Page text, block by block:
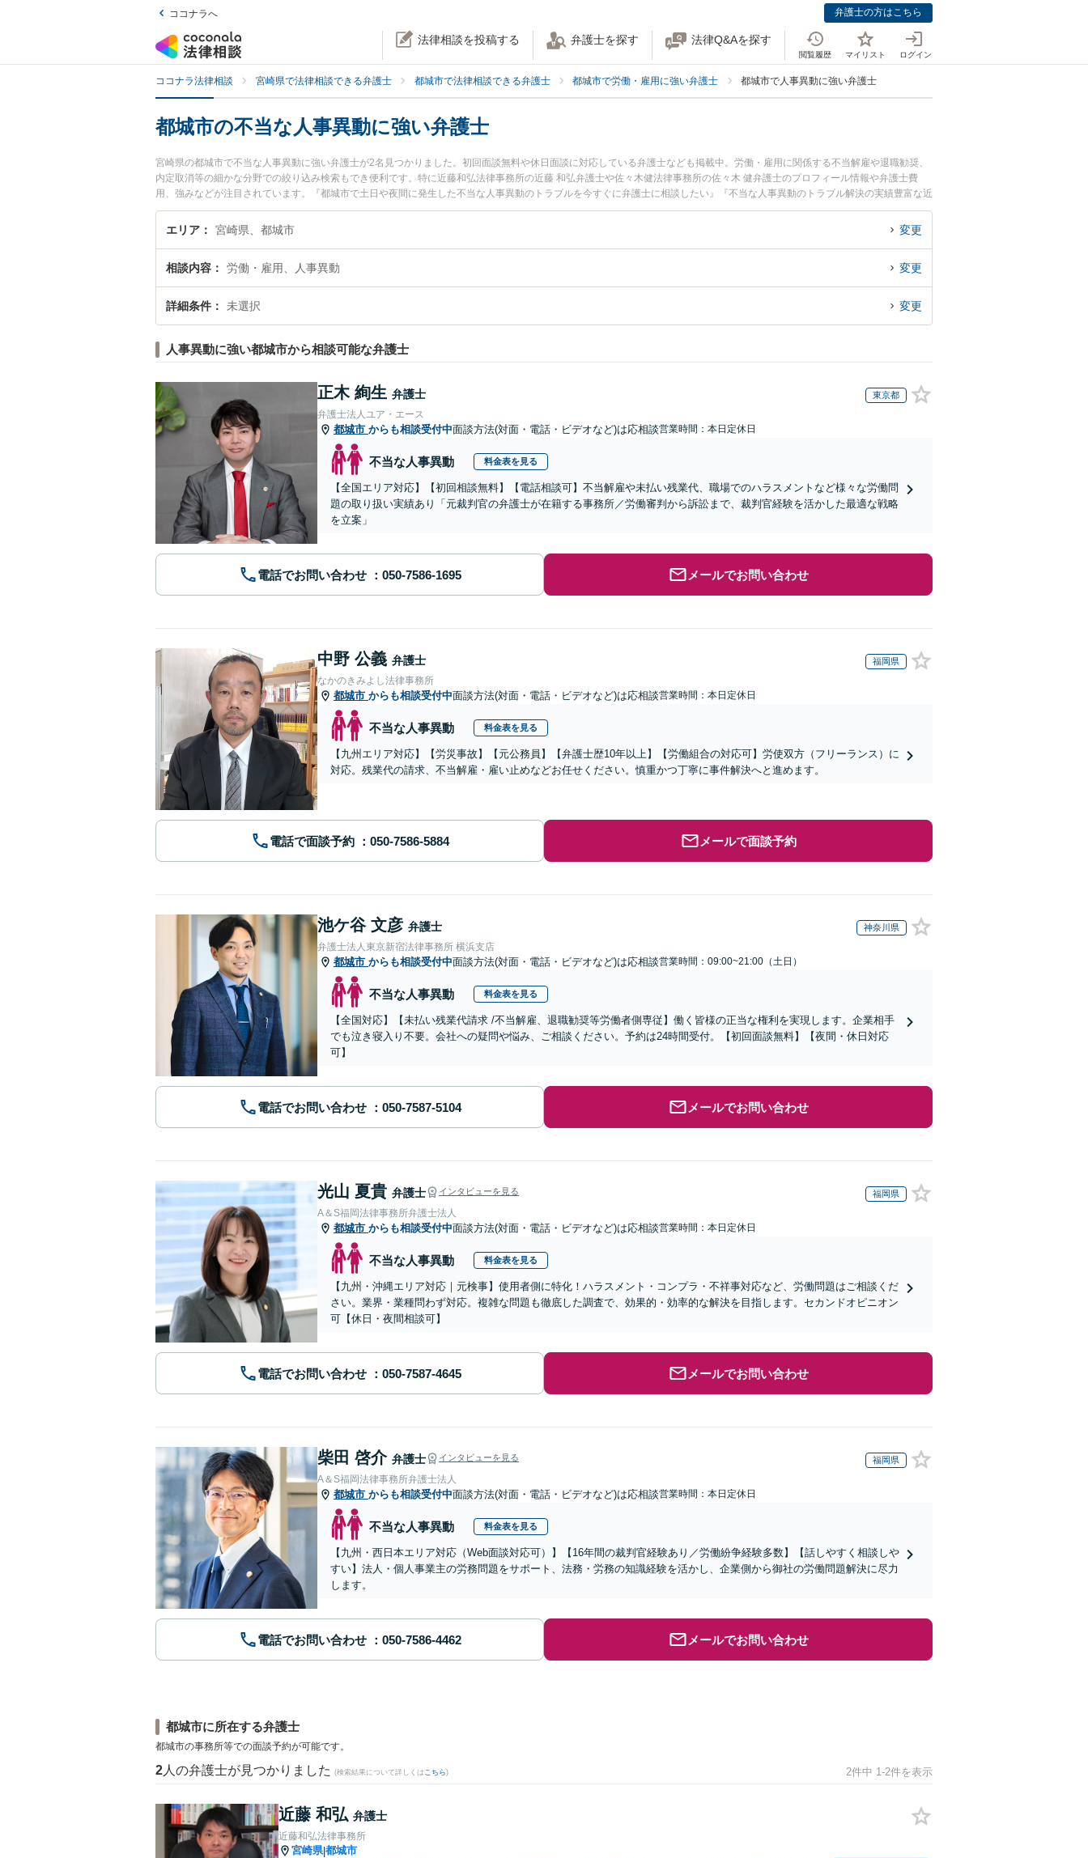
ココナラへ 弁護士の方はこちら
法律相談を投稿する 弁護士を探す 法律Q&Aを探す
閲覧履歴 マイリスト ログイン
ココナラ法律相談 宮崎県で法律相談できる弁護士 都城市で法律相談できる弁護士 都城市で労働・雇用に強い弁護士 都城市で人事異動に強い弁護士
都城市の不当な人事異動に強い弁護士
宮崎県の都城市で不当な人事異動に強い弁護士が2名見つかりました。初回面談無料や休日面談に対応している弁護士なども掲載中。労働・雇用に関係する不当解雇や退職勧奨、
内定取消等の細かな分野での絞り込み検索もでき便利です。特に近藤和弘法律事務所の近藤 和弘弁護士や佐々木健法律事務所の佐々木 健弁護士のプロフィール情報や弁護士費
用、強みなどが注目されています。『都城市で土日や夜間に発生した不当な人事異動のトラブルを今すぐに弁護士に相談したい』『不当な人事異動のトラブル解決の実績豊富な近
くの弁護士を検索したい』『初回相談無料で不当な人事異動を法律相談できる都城市内の弁護士に相談予約したい』などでお困りの相談者さんにおすすめです。
エリア 宮崎県、都城市 変更
相談内容 労働・雇用、人事異動 変更
詳細条件 未選択 変更
人事異動に強い都城市から相談可能な弁護士
正木 絢生 弁護士 東京都
弁護士法人ユア・エース
都城市 からも相談受付中面談方法(対面・電話・ビデオなど)は応相談営業時間：本日定休日
不当な人事異動 料金表を見る
【全国エリア対応】【初回相談無料】【電話相談可】不当解雇や未払い残業代、職場でのハラスメントなど様々な労働問
題の取り扱い実績あり「元裁判官の弁護士が在籍する事務所／労働審判から訴訟まで、裁判官経験を活かした最適な戦略
を立案」
電話でお問い合わせ メールでお問い合わせ
中野 公義 弁護士 福岡県
なかのきみよし法律事務所
都城市 からも相談受付中面談方法(対面・電話・ビデオなど)は応相談営業時間：本日定休日
不当な人事異動 料金表を見る
【九州エリア対応】【労災事故】【元公務員】【弁護士歴10年以上】【労働組合の対応可】労使双方（フリーランス）に
対応。残業代の請求、不当解雇・雇い止めなどお任せください。慎重かつ丁寧に事件解決へと進めます。
電話で面談予約 メールで面談予約
池ケ谷 文彦 弁護士 神奈川県
弁護士法人東京新宿法律事務所 横浜支店
都城市 からも相談受付中面談方法(対面・電話・ビデオなど)は応相談営業時間：09:00~21:00（土日）
不当な人事異動 料金表を見る
【全国対応】【未払い残業代請求 /不当解雇、退職勧奨等労働者側専従】働く皆様の正当な権利を実現します。企業相手
でも泣き寝入り不要。会社への疑問や悩み、ご相談ください。予約は24時間受付。【初回面談無料】【夜間・休日対応
可】
電話でお問い合わせ メールでお問い合わせ
光山 夏貴 弁護士 インタビューを見る 福岡県
A＆S福岡法律事務所弁護士法人
都城市 からも相談受付中面談方法(対面・電話・ビデオなど)は応相談営業時間：本日定休日
不当な人事異動 料金表を見る
【九州・沖縄エリア対応｜元検事】使用者側に特化！ハラスメント・コンプラ・不祥事対応など、労働問題はご相談くだ
さい。業界・業種問わず対応。複雑な問題も徹底した調査で、効果的・効率的な解決を目指します。セカンドオピニオン
可【休日・夜間相談可】
電話でお問い合わせ メールでお問い合わせ
柴田 啓介 弁護士 インタビューを見る 福岡県
A＆S福岡法律事務所弁護士法人
都城市 からも相談受付中面談方法(対面・電話・ビデオなど)は応相談営業時間：本日定休日
不当な人事異動 料金表を見る
【九州・西日本エリア対応（Web面談対応可）】【16年間の裁判官経験あり／労働紛争経験多数】【話しやすく相談しや
すい】法人・個人事業主の労務問題をサポート、法務・労務の知識経験を活かし、企業側から御社の労働問題解決に尽力
します。
電話でお問い合わせ メールでお問い合わせ
都城市に所在する弁護士
都城市の事務所等での面談予約が可能です。
2 人の弁護士が見つかりました (検索結果について詳しくは こちら) 2件中 1-2件を表示
近藤 和弘 弁護士
近藤和弘法律事務所
宮崎県|都城市